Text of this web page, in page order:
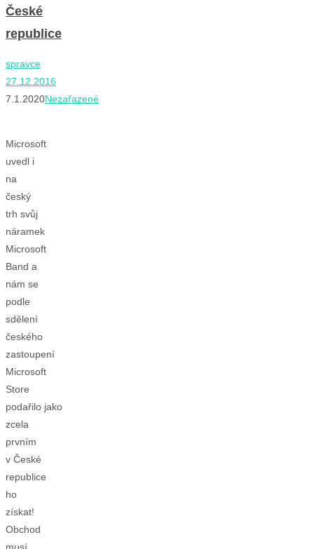
České
republice
spravce
27.12.2016
7.1.2020Nezařazené
Microsoft
uvedl i
na
český
trh svůj
náramek
Microsoft
Band a
nám se
podle
sdělení
českého
zastoupení
Microsoft
Store
podařilo jako
zcela
prvním
v České
republice
ho
získat!
Obchod
musí